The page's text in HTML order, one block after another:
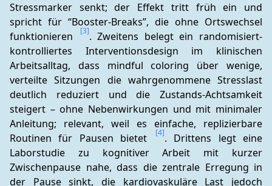
Stressmarker senkt; der Effekt tritt früh ein und
spricht für “Booster-Breaks”, die ohne Ortswechsel
funktionieren
[3]. Zweitens belegt ein randomisiert-
kontrolliertes Interventionsdesign im klinischen
Arbeitsalltag, dass mindful coloring über wenige,
verteilte Sitzungen die wahrgenommene Stresslast
deutlich reduziert und die Zustands-Achtsamkeit
steigert – ohne Nebenwirkungen und mit minimaler
Anleitung; relevant, weil es einfache, replizierbare
Routinen für Pausen bietet
[4]. Drittens legt eine
Laborstudie zu kognitiver Arbeit mit kurzer
Zwischenpause nahe, dass die zentrale Erregung in
der Pause sinkt, die kardiovaskuläre Last jedoch